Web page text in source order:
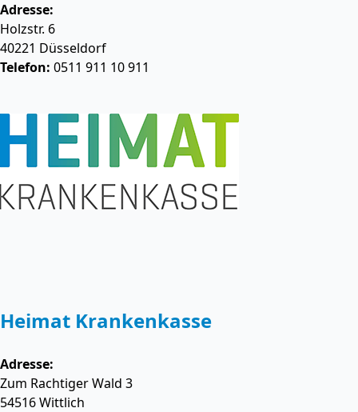
Adresse:
Holzstr. 6
40221 Düsseldorf
Telefon: 0511 911 10 911
Heimat Krankenkasse
Adresse:
Zum Rachtiger Wald 3
54516Wittlich